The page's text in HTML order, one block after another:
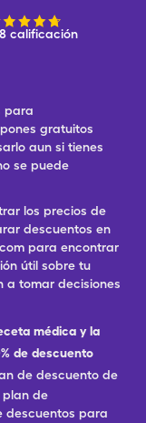
calificación
para
gratuitos
aun si tienes
se puede
los precios de
descuentos en
para encontrar
útil sobre tu
a tomar decisiones
médica y la
de descuento
de descuento de
plan de
descuentos para